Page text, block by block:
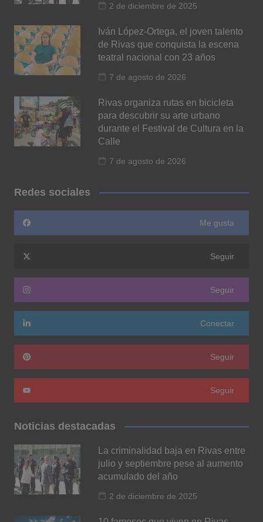
2 de diciembre de 2025
Iván López-Ortega, el joven talento
de Rivas que conquista la escena
teatral nacional con 23 años
7 de agosto de 2026
Rivas organiza rutas en bicicleta
para descubrir su arte urbano
durante el Festival de Cultura en la
Calle
7 de agosto de 2026
Redes sociales
Me gusta
Seguir
Seguir
Conectar
Seguir
Seguir
Noticias destacadas
La criminalidad baja en Rivas entre
julio y septiembre pese al aumento
acumulado del año
2 de diciembre de 2025